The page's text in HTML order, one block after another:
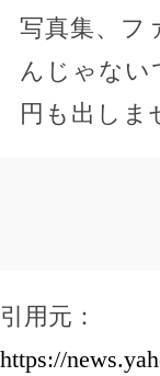
写真集、フ
んじゃない
円も出しま
引用元：
https://